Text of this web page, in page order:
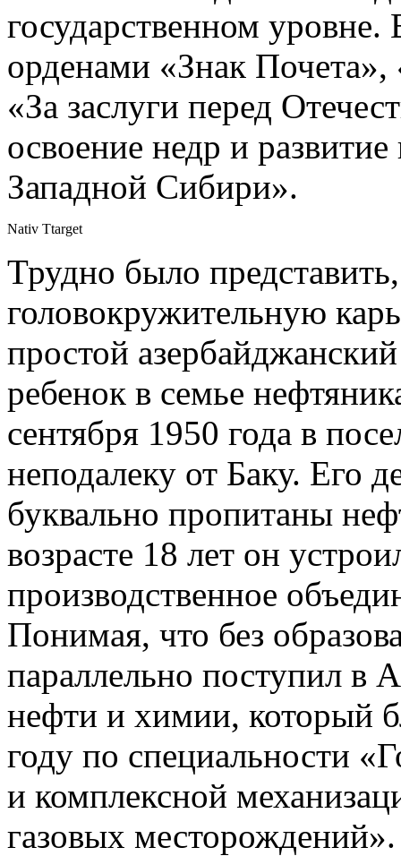
государственном
орденами «Знак
«За заслуги перед
освоение недр и
Западной Сибири».
Nativ Ttarget
Трудно было
головокружительную
простой
ребенок в семье
сентября 1950 года в
неподалеку от Баку. Его
буквально пропитаны
возрасте 18 лет он
производственное
Понимая, что без
параллельно поступил в
нефти и химии, который
году по специальности
и комплексной
газовых месторождений».